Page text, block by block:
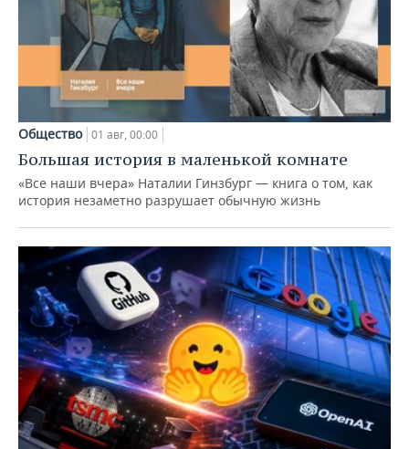
Общество 01 авг, 00:00
Большая история в маленькой комнате
«Все наши вчера» Наталии Гинзбург — книга о том, как
история незаметно разрушает обычную жизнь